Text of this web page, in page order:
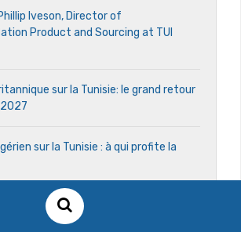
Iveson, Director of
Product and Sourcing at TUI
sur la Tunisie: le grand retour
sur la Tunisie : à qui profite la
les grandes lignes de son nouveau